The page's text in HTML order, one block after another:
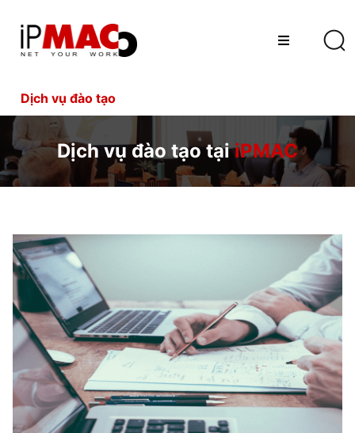
Dịch vụ đào tạo
Dịch vụ đào tạo tạiiPMAC